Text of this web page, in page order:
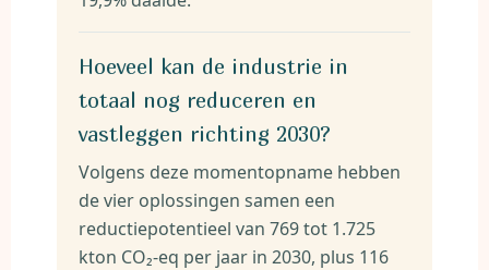
Hoeveel kan de industrie in
totaal nog reduceren en
vastleggen richting 2030?
Volgens deze momentopname hebben
de vier oplossingen samen een
reductiepotentieel van 769 tot 1.725
kton CO₂-eq per jaar in 2030, plus 116